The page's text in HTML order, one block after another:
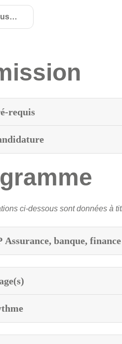
détails
requis
ci-dessous sont données à
Assurance, banque,